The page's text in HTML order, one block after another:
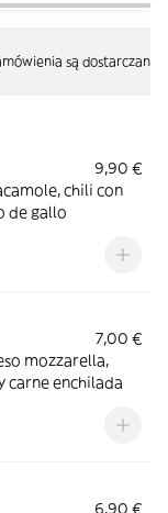
są dostarczane
9,90 €
chili con
de gallo
7,00 €
mozzarella,
carne enchilada
6,90 €